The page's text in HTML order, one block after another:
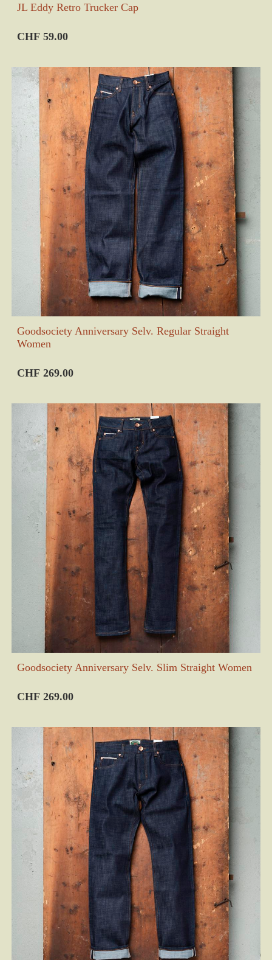
JL Eddy Retro Trucker Cap
CHF 59.00
Goodsociety Anniversary Selv. Regular Straight
Women
CHF 269.00
Goodsociety Anniversary Selv. Slim Straight Women
CHF 269.00